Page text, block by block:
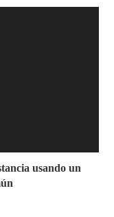
usando un